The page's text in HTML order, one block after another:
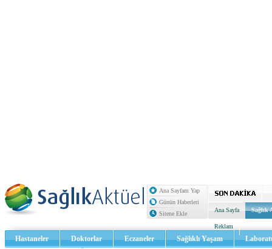
Ana Sayfam Yap
Günün Haberleri
Sitene Ekle
Ana Sayfa Sağlık
Reklam
Hastaneler Doktorlar Eczaneler Sağlıklı Yaşam